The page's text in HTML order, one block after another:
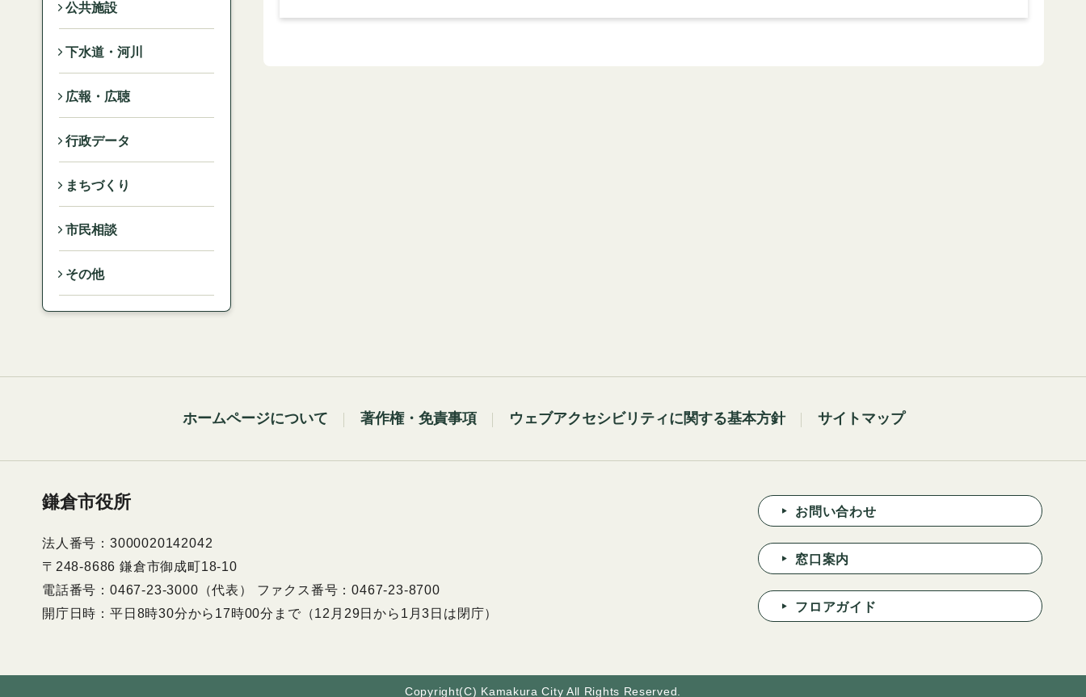
公共施設
下水道・河川
広報・広聴
行政データ
まちづくり
市民相談
その他
ホームページについて 著作権・免責事項 ウェブアクセシビリティに関する基本方針 サイトマップ
鎌倉市役所
法人番号：3000020142042
〒248-8686 鎌倉市御成町18-10
電話番号：0467-23-3000（代表） ファクス番号：0467-23-8700
開庁日時：平日8時30分から17時00分まで（12月29日から1月3日は閉庁）
お問い合わせ
窓口案内
フロアガイド
Copyright(C) Kamakura City All Rights Reserved.